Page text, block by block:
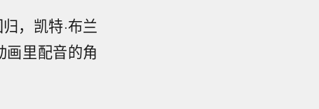
，凯特·布兰
里配音的角